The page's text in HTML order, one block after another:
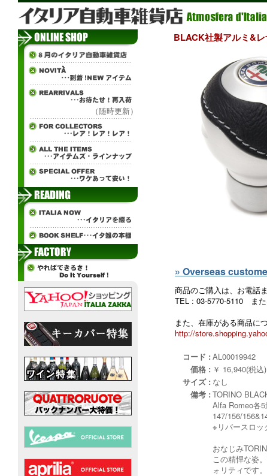
（随時更新）
BLACK社製アルミ&
» Overseas
商品のご購入は、お電話
TEL : 03-5770-5110 ま
また、在庫がある商品に
http://
コード : AL00019942
価格 : ￥ 16,940(税込)
サイズ : なし
備考 : TORINO
Alfa Romeo各
147/156/
※リバースロッ
おなじみ
この精悍な姿
ォリティです。